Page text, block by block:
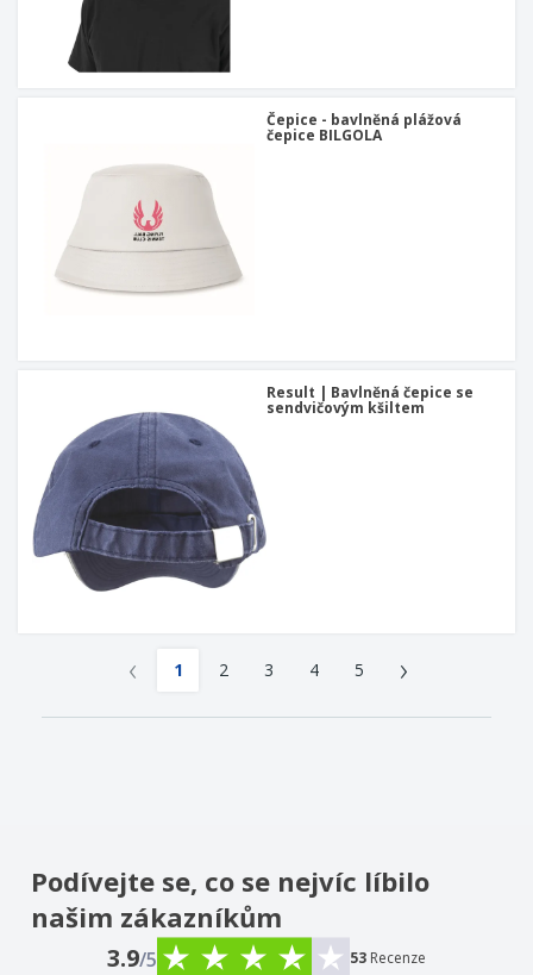
Čepice - bavlněná plážová
čepice BILGOLA
Result | Bavlněná čepice se
sendvičovým kšiltem
‹ 1 2 3 4 5 ›
Podívejte se, co se nejvíc líbilo
našim zákazníkům
3.9/5 53 Recenze